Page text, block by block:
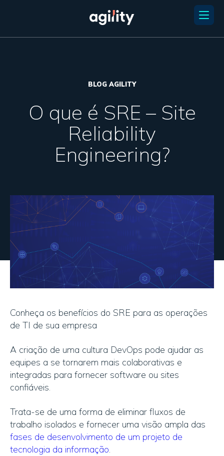
BLOG AGILITY
O que é SRE – Site
Reliability
Engineering?
Conheça os benefícios do SRE para as operações
de TI de sua empresa
A criação de uma cultura DevOps pode ajudar as
equipes a se tornarem mais colaborativas e
integradas para fornecer software ou sites
confiáveis.
Trata-se de uma forma de eliminar fluxos de
trabalho isolados e fornecer uma visão ampla das
fases de desenvolvimento de um projeto de
tecnologia da informação.